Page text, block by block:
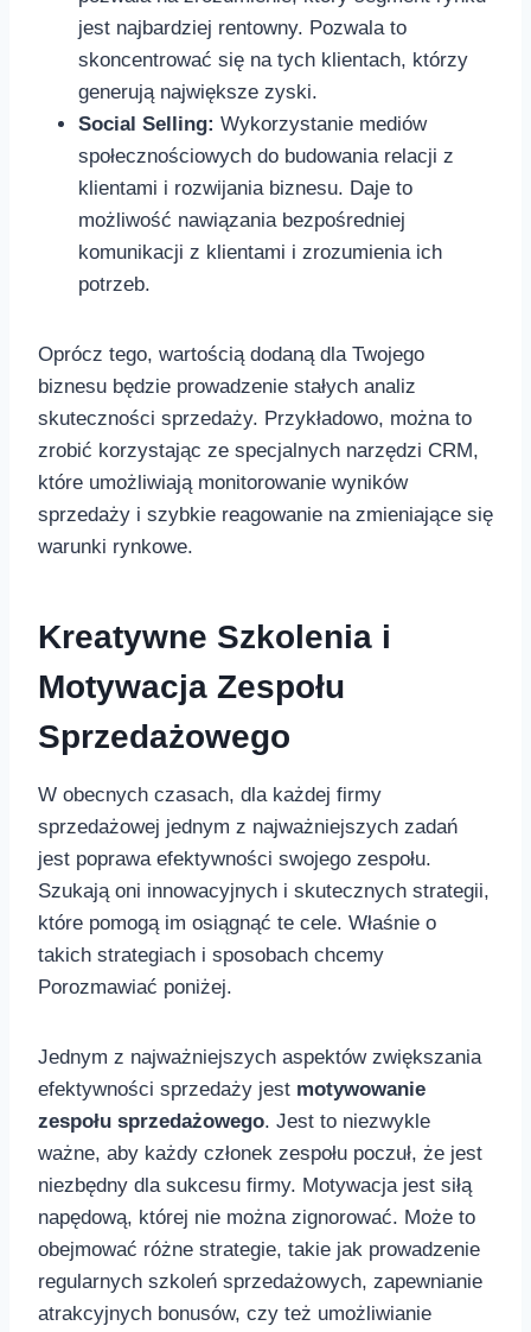
jest najbardziej ⁢rentowny. Pozwala to
⁣skoncentrować się na tych klientach, ‍którzy
generują największe zyski.
Social Selling: Wykorzystanie mediów
‌społecznościowych ⁢do budowania ​relacji ⁤z
klientami i rozwijania biznesu. ⁢Daje to
‍możliwość nawiązania bezpośredniej
komunikacji⁣ z klientami i ⁣zrozumienia ich​
potrzeb.
Oprócz tego, wartością dodaną​ dla Twojego⁢
biznesu będzie⁢ prowadzenie stałych analiz
skuteczności⁢ sprzedaży. Przykładowo, można⁤ to
zrobić korzystając ze specjalnych narzędzi‍ CRM,⁣
które umożliwiają monitorowanie wyników​
sprzedaży‍ i szybkie reagowanie‌ na zmieniające ​się​
warunki​ rynkowe.
Kreatywne Szkolenia i
Motywacja Zespołu⁤
Sprzedażowego
W obecnych czasach,⁤ dla każdej firmy
sprzedażowej jednym z najważniejszych zadań⁢
jest poprawa efektywności swojego zespołu.
‌Szukają oni⁤ innowacyjnych i skutecznych ‌strategii,
które pomogą im osiągnąć⁤ te cele. Właśnie o
takich⁤ strategiach i ⁤sposobach chcemy
Porozmawiać poniżej.
Jednym z najważniejszych aspektów zwiększania
efektywności sprzedaży‍ jest motywowanie
⁣zespołu sprzedażowego.⁣ Jest to ‍niezwykle
⁢ważne, ⁢aby ​każdy ⁣członek zespołu poczuł, że jest
niezbędny dla ‍sukcesu firmy. Motywacja jest siłą
napędową,⁢ której ⁢nie można zignorować. Może to
obejmować ​różne strategie, takie jak ⁤prowadzenie
regularnych szkoleń sprzedażowych,⁤ zapewnianie
atrakcyjnych bonusów, czy też umożliwianie‍